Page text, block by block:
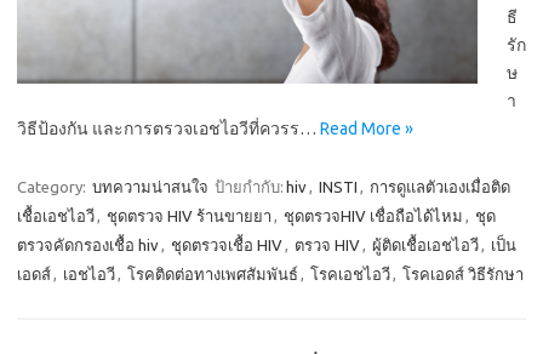
ธี
รัก
ษ
า
วิธีป้องกัน และการตรวจเอชไอวีที่ควรร… Read More »
Category: บทความน่าสนใจ ป้ายกำกับ: hiv, INSTI , การดูแลตัวเองเมื่อติด
เชื้อเอชไอวี, ชุดตรวจ HIV ร้านขายยา , ชุดตรวจHIV เชื่อถือได้ไหม , ชุด
ตรวจคัดกรองเชื้อ hiv, ชุดตรวจเชื้อ HIV, ตรวจ HIV, ผู้ติดเชื้อเอชไอวี, เป็น
เอดส์, เอชไอวี, โรคติดต่อทางเพศสัมพันธ์ , โรคเอชไอวี, โรคเอดส์ วิธีรักษา